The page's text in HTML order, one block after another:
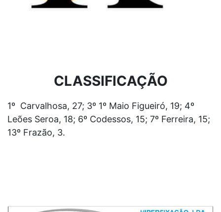
CLASSIFICAÇÃO
1º Carvalhosa, 27; 3º 1º Maio Figueiró, 19; 4º
Leões Seroa, 18; 6º Codessos, 15; 7º Ferreira, 15;
13º Frazão, 3.